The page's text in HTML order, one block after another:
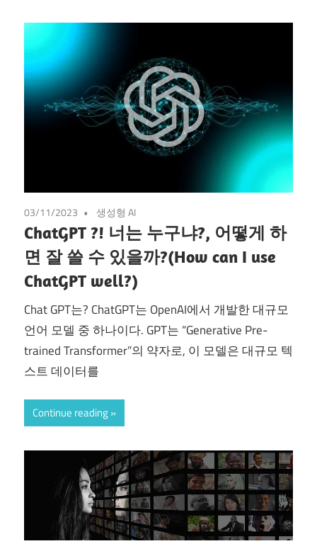
03/11/2023 생성형 AI
ChatGPT ?! 너는 누구냐?, 어떻게 하
면 잘 쓸 수 있을까?(How can I use
ChatGPT well?)
Chat GPT는? ChatGPT는 OpenAI에서 개발한 대규모
언어 모델 중 하나이다. GPT는 “Generative Pre-
trained Transformer”의 약자로, 이 모델은 대규모 텍
스트 데이터를
Continue reading